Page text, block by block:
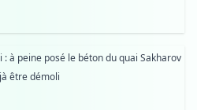
: à peine posé le béton du quai Sakharov
être démoli